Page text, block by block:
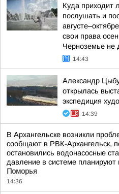
Куда приходит
послушать и
свои права
Черноземье не
14:43
Александр
открылась
экспедиция
14:39
В Архангельске возникли
сообщают в РВК-Архангельск,
остановились водонасосные
давление в системе планируют
Поморья
14:36